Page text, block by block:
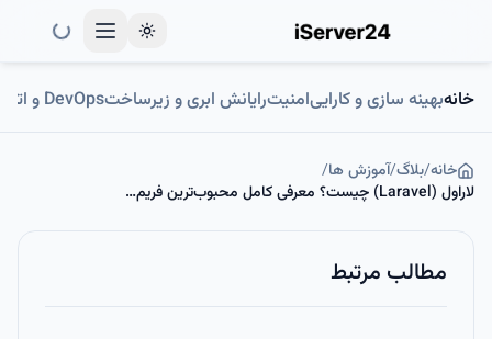
Toggle theme
خانهبهینه سازی و کاراییامنیترایانش ابری و زیرساختDevOps و اتوماسیون
خانه/بلاگ/آموزش ها/
لاراول (Laravel) چیست؟ معرفی کامل محبوب‌ترین فریم‌ورک PHP برای توسعه وب
مطالب مرتبط